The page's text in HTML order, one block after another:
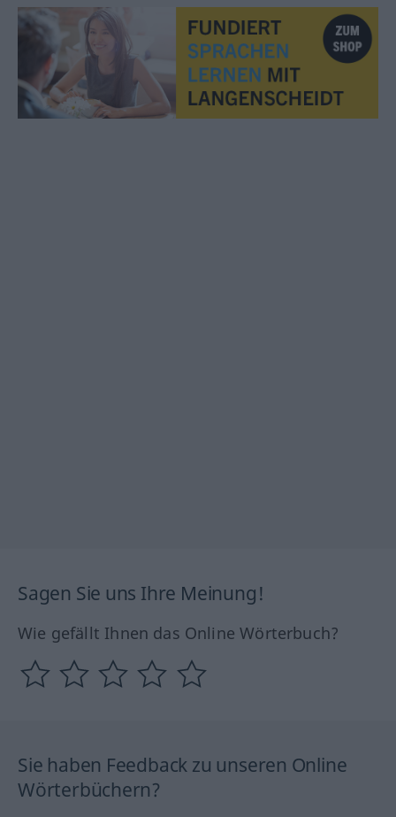
Sagen Sie uns Ihre Meinung!
Wie gefällt Ihnen das Online Wörterbuch?
Sie haben Feedback zu unseren Online
Wörterbüchern?